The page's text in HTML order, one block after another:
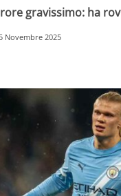
gravissimo: ha
Novembre 2025